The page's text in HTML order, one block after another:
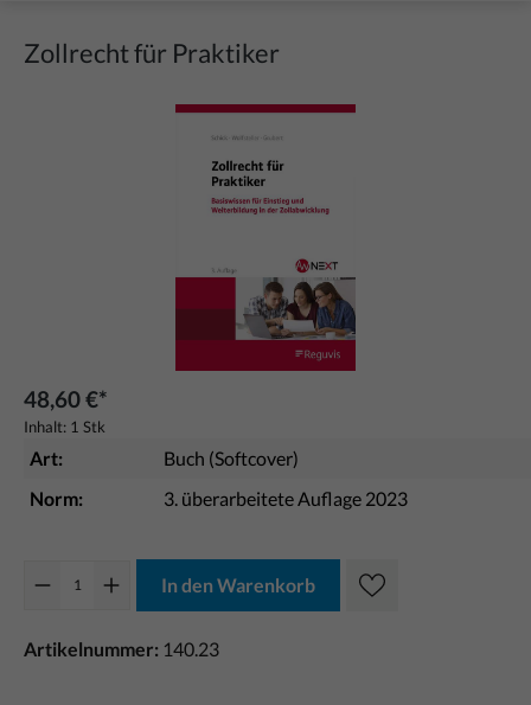
Zollrecht für Praktiker
Bildergalerie überspringen
48,60 €*
Inhalt: 1 Stk
Art:
Buch (Softcover)
Norm:
3. überarbeitete Auflage 2023
In den Warenkorb
Artikelnummer: 140.23